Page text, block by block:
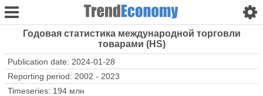
Годовая статистика международной торговли
товарами (HS)
Publication date: 2024-01-28
Reporting period: 2002 - 2023
Timeseries: 194 млн